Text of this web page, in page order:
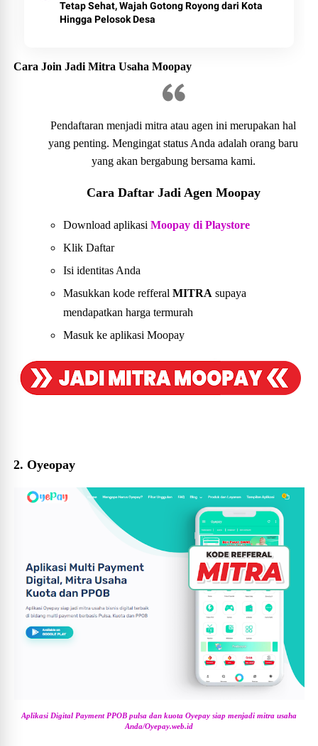
Tetap Sehat, Wajah Gotong Royong dari Kota
Hingga Pelosok Desa
Cara Join Jadi Mitra Usaha Moopay
Pendaftaran menjadi mitra atau agen ini merupakan hal
yang penting. Mengingat status Anda adalah orang baru
yang akan bergabung bersama kami.
Cara Daftar Jadi Agen Moopay
Download aplikasiMoopay di Playstore
Klik Daftar
Isi identitas Anda
Masukkan kode refferalMITRAsupaya
mendapatkan harga termurah
Masuk ke aplikasi Moopay
2. Oyeopay
Aplikasi Digital Payment PPOB pulsa dan kuota Oyepay siap menjadi mitra usaha
Anda/Oyepay.web.id